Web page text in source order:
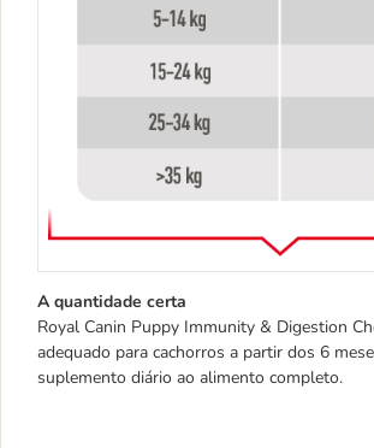
A quantidade certa
Royal Canin Puppy Immunity & Digestion
adequado para cachorros a partir dos 6
suplemento diário ao alimento completo.